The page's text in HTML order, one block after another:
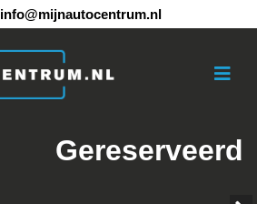
info@mijnautocentrum.nl
Gereserveerd